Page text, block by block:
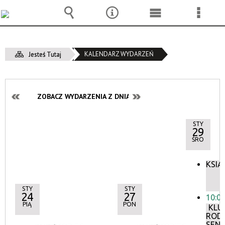
Jesteś Tutaj KALENDARZ WYDARZEŃ
ZOBACZ WYDARZENIA Z DNIA:
STY
24
PIĄ
STY
27
PON
STY
29
ŚRO
10:00
Wyszukiwarka
NarzędziaMenu
Menu